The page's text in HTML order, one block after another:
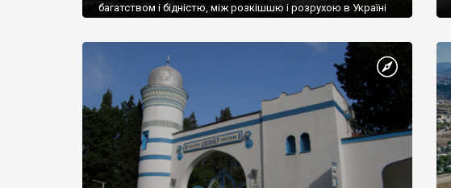
багатством і бідністю, між розкішшю і розрухою в Україні